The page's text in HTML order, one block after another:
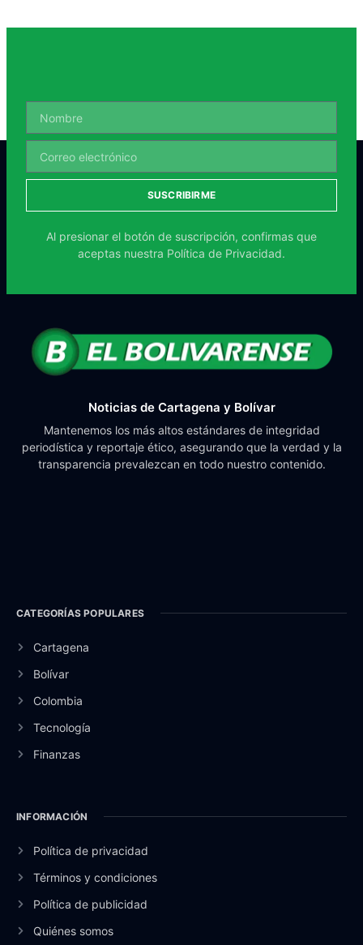
SUSCRIBIRME
Al presionar el botón de suscripción, confirmas que
aceptas nuestra Política de Privacidad.
Noticias de Cartagena y Bolívar
Mantenemos los más altos estándares de integridad
periodística y reportaje ético, asegurando que la verdad y la
transparencia prevalezcan en todo nuestro contenido.
CATEGORÍAS POPULARES
Cartagena
Bolívar
Colombia
Tecnología
Finanzas
INFORMACIÓN
Política de privacidad
Términos y condiciones
Política de publicidad
Quiénes somos